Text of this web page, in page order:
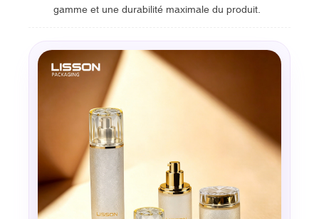
gamme et une durabilité maximale du produit.